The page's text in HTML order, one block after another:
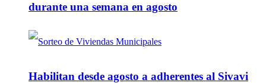
durante una semana en agosto
Habilitan desde agosto a adherentes al Sivavi